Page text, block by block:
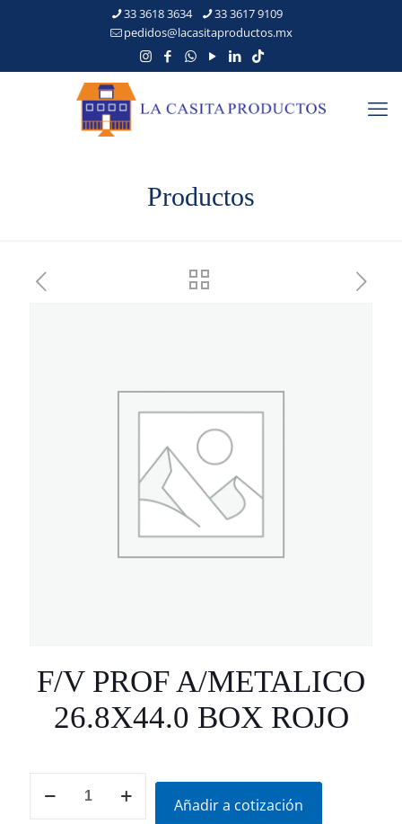
33 3618 3634
33 3617 9109
pedidos@lacasitaproductos.mx
Productos
F/V PROF A/METALICO
26.8X44.0 BOX ROJO
PROF
Añadir a cotización